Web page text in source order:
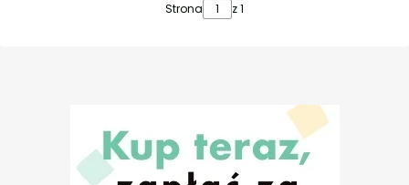
Strona z 1